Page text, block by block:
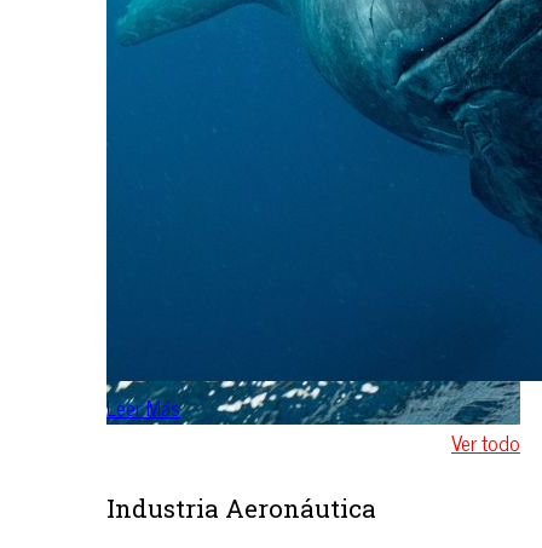
Leer Más
Ver todo
Industria Aeronáutica